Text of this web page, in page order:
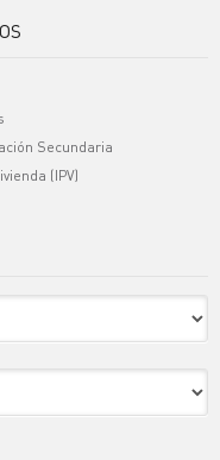
Secundaria
(IPV)